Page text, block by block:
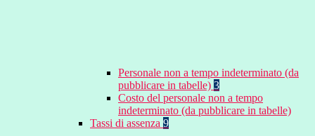
Personale non a tempo indeterminato (da
pubblicare in tabelle) 3
Costo del personale non a tempo
indeterminato (da pubblicare in tabelle)
Tassi di assenza 9